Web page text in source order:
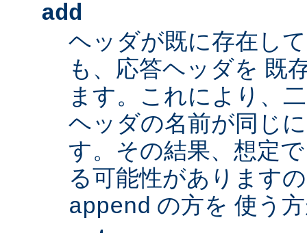
add
ヘッダが既に存在し
も、応答ヘッダを 既
ます。これにより、
ヘッダの名前が同じ
す。その結果、想定
る可能性があります
append の方を 使う